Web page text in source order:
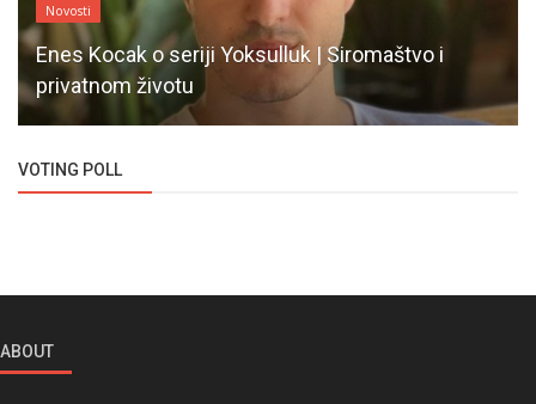
Novosti
Enes Kocak o seriji Yoksulluk | Siromaštvo i
privatnom životu
VOTING POLL
ABOUT